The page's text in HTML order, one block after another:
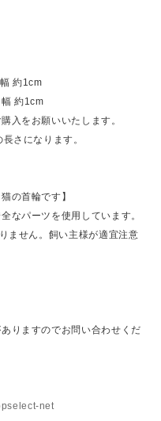
約1cm
約1cm
入をお願いいたします。
さになります。
の首輪です】
なパーツを使用しています。
ません。飼い主様が適宜注意
りますのでお問い合わせくだ
net